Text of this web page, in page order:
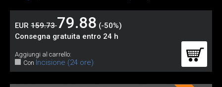
EUR 159.7379.88 (-50%)
Consegna gratuita entro 24 h
Aggiungi al carrello:
Con Incisione (24 ore)